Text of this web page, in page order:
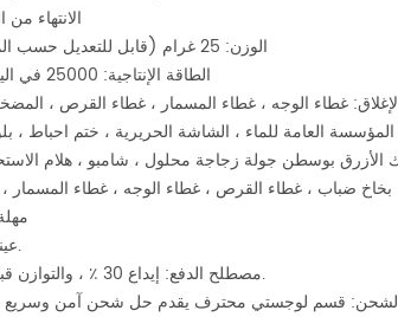
الانتهاء من
الوزن: 25 غرام (قابل للتعديل حسب المتطلبات)
الطاقة الإنتاجية: 25000 في اليوم الواحد
غطاء الوجه ، غطاء المسمار ، غطاء القرص ،
العامة للماء ، الشاشة الحريرية ، ختم احباط ،
ضباب ، غطاء القرص ، غطاء الوجه ، غطاء المسمار
مهلة: 25
عينات: مجانا.
مصطلح الدفع: إيداع 30 ٪ ، والتوازن قبل الشحن.
قسم لوجستي محترف يقدم حل شحن آمن وسريع